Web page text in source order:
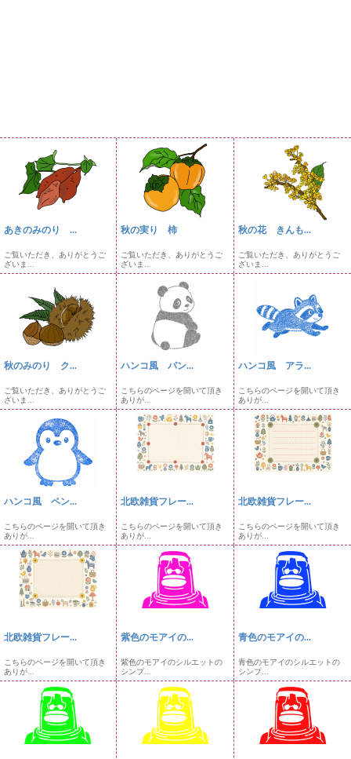
あきのみのり ...
ご覧いただき、ありがとうご
ざいま...
秋の実り 柿
ご覧いただき、ありがとうご
ざいま...
秋の花 きんも...
ご覧いただき、ありがとうご
ざいま...
秋のみのり ク...
ご覧いただき、ありがとうご
ざいま...
ハンコ風 パン...
こちらのページを開いて頂き
ありが...
ハンコ風 アラ...
こちらのページを開いて頂き
ありが...
ハンコ風 ペン...
こちらのページを開いて頂き
ありが...
北欧雑貨フレー...
こちらのページを開いて頂き
ありが...
北欧雑貨フレー...
こちらのページを開いて頂き
ありが...
北欧雑貨フレー...
こちらのページを開いて頂き
ありが...
紫色のモアイの...
紫色のモアイのシルエットの
シンプ...
青色のモアイの...
青色のモアイのシルエットの
シンプ...